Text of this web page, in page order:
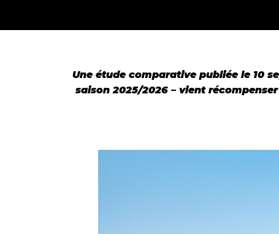
Une étude comparative publiée le 10
saison 2025/2026 – vient